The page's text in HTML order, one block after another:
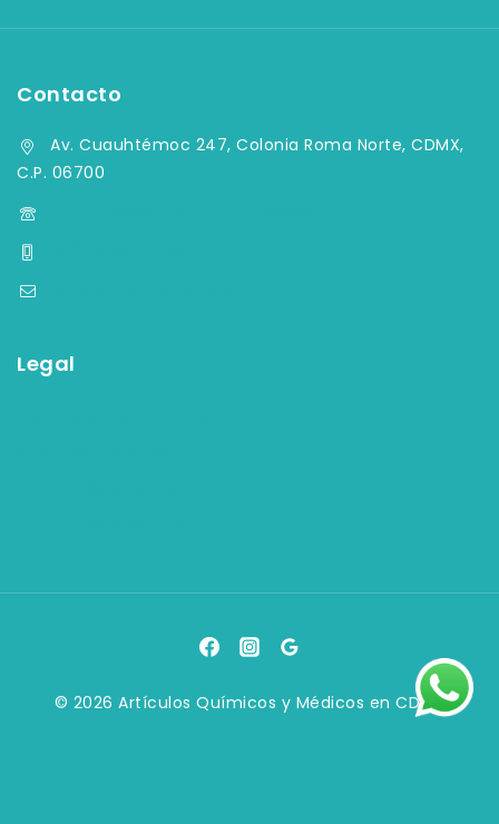
Contacto
Av. Cuauhtémoc 247, Colonia Roma Norte, CDMX,
C.P. 06700
Legal
© 2026 Artículos Químicos y Médicos en CDMX